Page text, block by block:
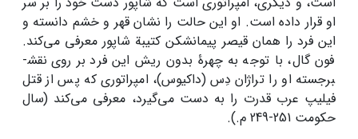
او قرار داده است. او این حالت را نشان قهر و خشم دانسته و
این فرد را همان قیصر پیمان­شکن کتیبة شاپور معرفی می‌کند.
فون­ گال، با توجه به چهرۀ بدون ریش این فرد بر روی نقش­
برجسته او را تراژان دِس (داکیوس)، امپراتوری که پس از قتل
فیلیپ عرب قدرت را به دست می‌گیرد، معرفی می‌کند (سال
حکومت 251-249 م.).